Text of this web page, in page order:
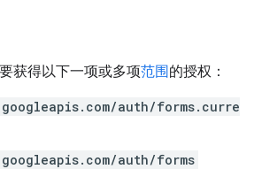
获得以下一项或多项范围的授权：
auth/forms.curre
auth/forms